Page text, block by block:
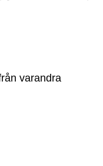
varandra